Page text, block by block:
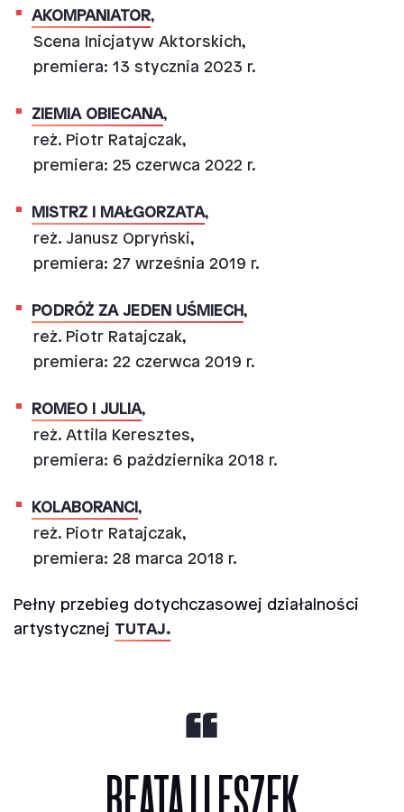
AKOMPANIATOR,
Scena Inicjatyw Aktorskich,
premiera: 13 stycznia 2023 r.
ZIEMIA OBIECANA,
reż. Piotr Ratajczak,
premiera: 25 czerwca 2022 r.
MISTRZ I MAŁGORZATA,
reż. Janusz Opryński,
premiera: 27 września 2019 r.
PODRÓŻ ZA JEDEN UŚMIECH,
reż. Piotr Ratajczak,
premiera: 22 czerwca 2019 r.
ROMEO I JULIA,
reż. Attila Keresztes,
premiera: 6 października 2018 r.
KOLABORANCI,
reż. Piotr Ratajczak,
premiera: 28 marca 2018 r.
Pełny przebieg dotychczasowej działalności
artystycznej TUTAJ.